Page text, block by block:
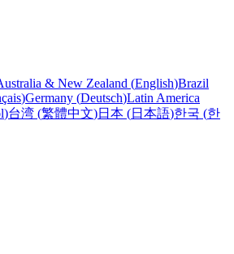
& New Zealand (English)Brazil
)Germany (Deutsch)Latin America
)台湾 (繁體中文)日本 (日本語)한국 (한